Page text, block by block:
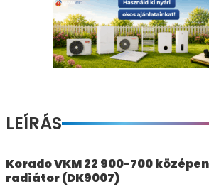
LEÍRÁS
Korado VKM 22 900-700
radiátor (DK9007)